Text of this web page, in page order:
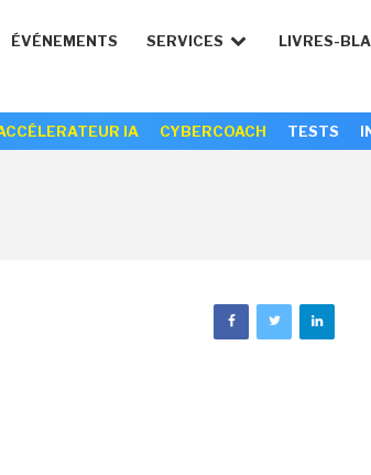
ÉVÉNEMENTS SERVICES LIVRES-
IA CYBERCOACH TESTS